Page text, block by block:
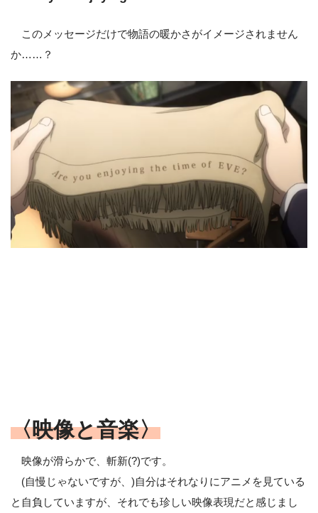
このメッセージだけで物語の暖かさがイメージされません
か……？
〈映像と音楽〉
映像が滑らかで、斬新(?)です。
(自慢じゃないですが、)自分はそれなりにアニメを見ている
と自負していますが、それでも珍しい映像表現だと感じまし